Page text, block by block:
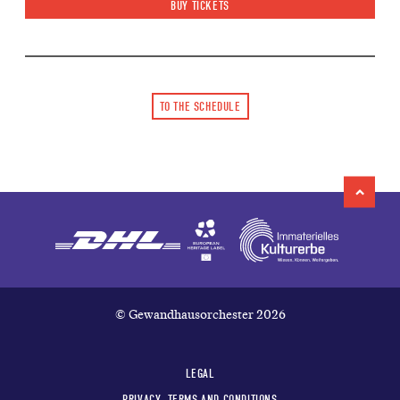
BUY TICKETS
TO THE SCHEDULE
© Gewandhausorchester 2026
LEGAL